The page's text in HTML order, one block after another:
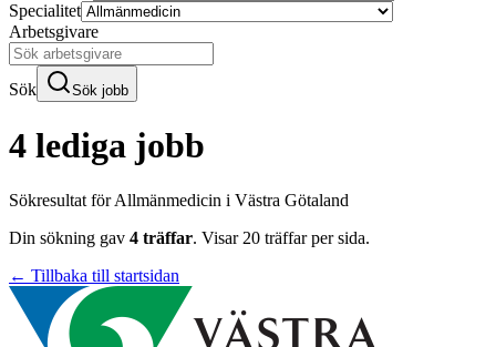
Specialitet
Arbetsgivare
Sök Sök jobb
4 lediga jobb
Sökresultat förAllmänmedicin i Västra Götaland
Din sökning gav 4 träffar. Visar 20 träffar per sida.
← Tillbaka till startsidan